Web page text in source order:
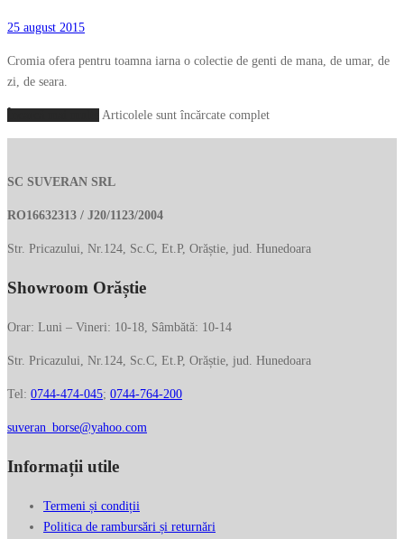
25 august 2015
Cromia ofera pentru toamna iarna o colectie de genti de mana, de umar, de
zi, de seara.
Articolele sunt încărcate complet
SC SUVERAN SRL
RO16632313 / J20/1123/2004
Str. Pricazului, Nr.124, Sc.C, Et.P, Orăștie, jud. Hunedoara
Showroom Orăștie
Orar: Luni – Vineri: 10-18, Sâmbătă: 10-14
Str. Pricazului, Nr.124, Sc.C, Et.P, Orăștie, jud. Hunedoara
Tel: 0744-474-045; 0744-764-200
suveran_borse@yahoo.com
Informații utile
Termeni și condiții
Politica de rambursări și returnări